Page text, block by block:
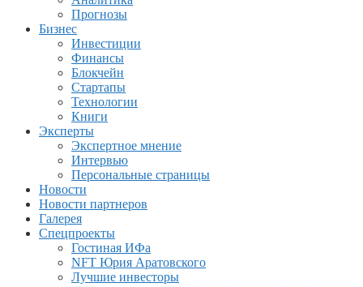
Прогнозы
Бизнес
Инвестиции
Финансы
Блокчейн
Стартапы
Технологии
Книги
Эксперты
Экспертное мнение
Интервью
Персональные страницы
Новости
Новости партнеров
Галерея
Спецпроекты
Гостиная ИФа
NFT Юрия Аратовского
Лучшие инвесторы